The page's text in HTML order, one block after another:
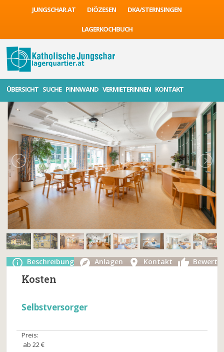
JUNGSCHAR.AT DIÖZESEN DKA/STERNSINGEN
LAGERKOCHBUCH
ÜBERSICHT SUCHE PINNWAND VERMIETERINNEN KONTAKT
Beschreibung Anlagen Kontakt
Kosten
Selbstversorger
Preis:
ab 22 €